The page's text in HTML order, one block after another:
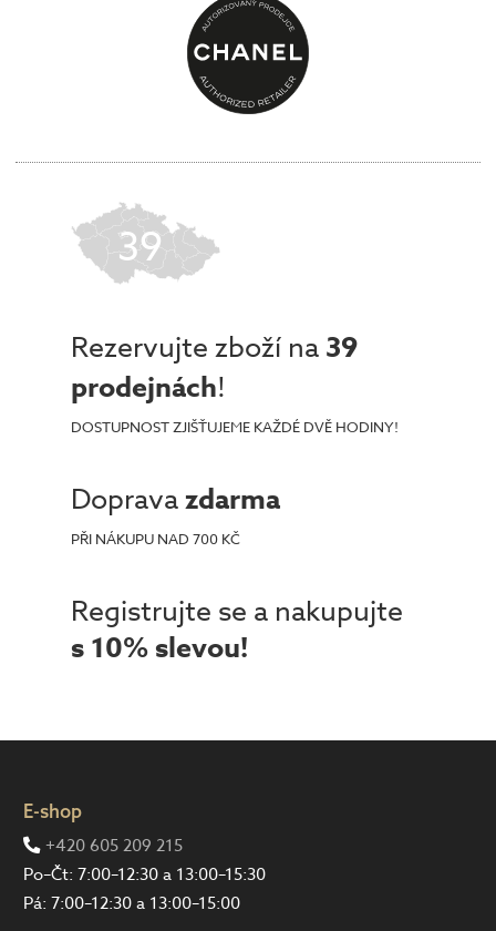
39
Rezervujte zboží na 39
prodejnách!
DOSTUPNOST ZJIŠŤUJEME KAŽDÉ DVĚ HODINY!
Dopravazdarma
PŘI NÁKUPU NAD 700 KČ
Registrujte se a nakupujte
s 10% slevou!
E-shop
+420 605 209 215
Po–Čt: 7:00–12:30 a 13:00–15:30
Pá: 7:00–12:30 a 13:00–15:00